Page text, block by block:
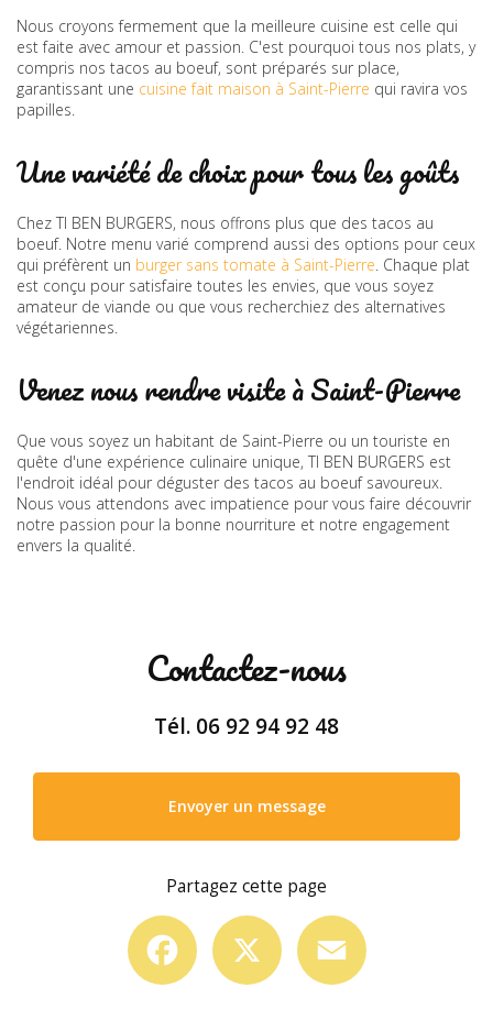
Nous croyons fermement que la meilleure cuisine est celle qui
est faite avec amour et passion. C'est pourquoi tous nos plats, y
compris nos tacos au boeuf, sont préparés sur place,
garantissant une cuisine fait maison à Saint-Pierre qui ravira vos
papilles.
Une variété de choix pour tous les goûts
Chez TI BEN BURGERS, nous offrons plus que des tacos au
boeuf. Notre menu varié comprend aussi des options pour ceux
qui préfèrent un burger sans tomate à Saint-Pierre. Chaque plat
est conçu pour satisfaire toutes les envies, que vous soyez
amateur de viande ou que vous recherchiez des alternatives
végétariennes.
Venez nous rendre visite à Saint-Pierre
Que vous soyez un habitant de Saint-Pierre ou un touriste en
quête d'une expérience culinaire unique, TI BEN BURGERS est
l'endroit idéal pour déguster des tacos au boeuf savoureux.
Nous vous attendons avec impatience pour vous faire découvrir
notre passion pour la bonne nourriture et notre engagement
envers la qualité.
Contactez-nous
Tél. 06 92 94 92 48
Envoyer un message
Partagez cette page
Facebook